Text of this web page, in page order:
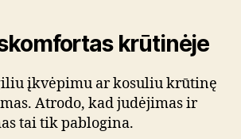
krūtinėje
įkvėpimu ar kosuliu krūtinę
Atrodo, kad judėjimas ir
tai tik pablogina.